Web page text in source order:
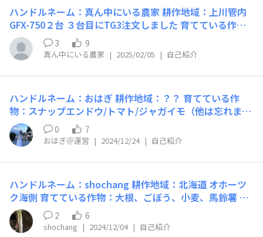
ハンドルネーム：真ん中にいる農家 耕作地域：上川管内
GFX-750２台 ３台目にTG3注文しました 育てている作
物： 趣味： 得意なこと：
3 9
真ん中にいる農家 | 2025/02/05 | 自己紹介
ハンドルネーム：おはぎ 耕作地域：？？ 育てている作
物：スナップエンドウ/トマト/ジャガイモ（他は忘れまし
たw） ※父が自家菜園で笑 趣味：赤提灯巡り・美味しい
ご飯巡り・ピクニック 得意なこと：寝ること・ダンス 今
更の自己紹介で恐縮ですが、運営のおはぎです！ みなさ
んの投稿やコメントにたくさん突っ込んでまいりますの
0 7
おはぎ＠運営 | 2024/12/24 | 自己紹介
ハンドルネーム：shochang 耕作地域：北海道 オホーツ
ク海側 育てている作物：大根、ごぼう、小麦、馬鈴薯 趣
味:ゲーム、ギター 得意なこと：愛想笑い( ˊᵕˋ ;) よろし
くお願いします。
2 6
shochang | 2024/12/04 | 自己紹介